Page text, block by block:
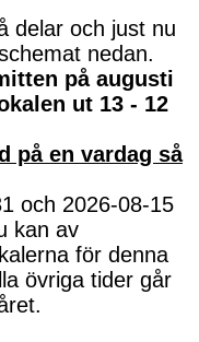
delar och just nu
nedan.
på augusti
ut 13 - 12
på en vardag så
och 2026-08-15
kan av
för denna
övriga tider går